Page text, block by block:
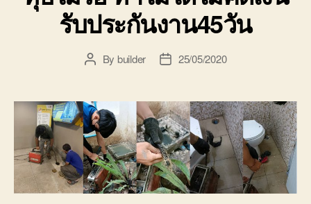
รับประกันงาน45วัน
PostBy builder
Post25/05/2020